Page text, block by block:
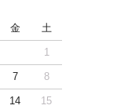
金 土
1
7 8
14 15